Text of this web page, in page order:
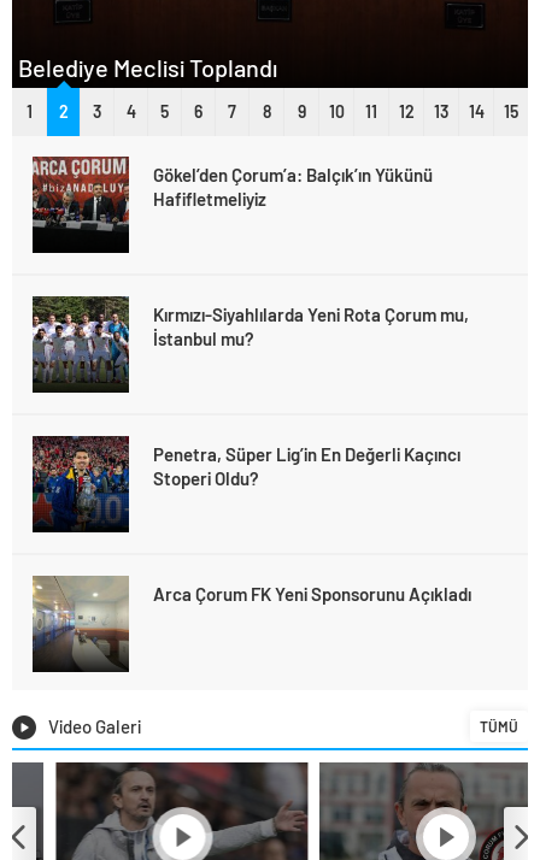
Belediye Meclisi Toplandı
1 2 3 4 5 6 7 8 9 10 11 12 13 14 15
Gökel’den Çorum’a: Balçık’ın Yükünü
Hafifletmeliyiz
Kırmızı-Siyahlılarda Yeni Rota Çorum mu,
İstanbul mu?
Penetra, Süper Lig’in En Değerli Kaçıncı
Stoperi Oldu?
Arca Çorum FK Yeni Sponsorunu Açıkladı
Video Galeri TÜMÜ